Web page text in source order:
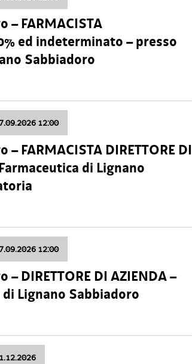
– FARMACISTA
ed indeterminato – presso
Sabbiadoro
12:00
FARMACISTA DIRETTORE DI
di Lignano
12:00
DIRETTORE DI AZIENDA –
di Lignano Sabbiadoro